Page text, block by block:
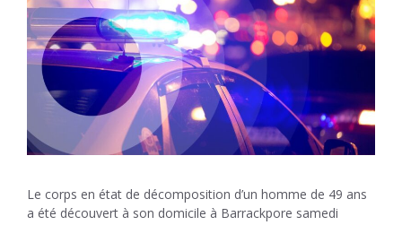
Le corps en état de décomposition d’un homme de 49 ans
a été découvert à son domicile à Barrackpore samedi